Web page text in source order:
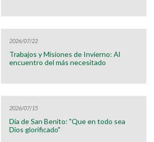
2026/07/22
Trabajos y Misiones de Invierno: Al
encuentro del más necesitado
2026/07/15
Día de San Benito: "Que en todo sea
Dios glorificado"